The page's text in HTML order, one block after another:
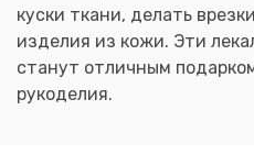
куски ткани, делать
изделия из кожи. Эти
станут отличным
рукоделия.